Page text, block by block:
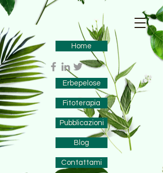
Home
Erbepelose
Fitoterapia
Pubblicazioni
Blog
Contattami